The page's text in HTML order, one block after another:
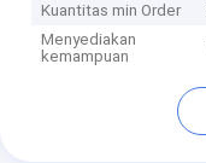
Kuantitas min Order
Menyediakan
kemampuan